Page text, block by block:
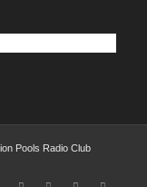
Pools Radio Club